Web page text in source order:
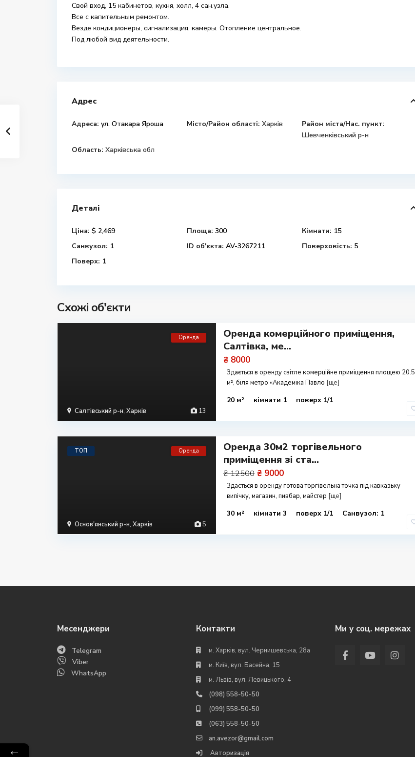
Свой вход, 15 кабинетов, кухня, холл, 4 сан.узла.
Все с капительным ремонтом.
Везде кондиционеры, сигнализация, камеры. Отопление центральное.
Под любой вид деятельности.
Адрес
Адреса: ул. Отакара Яроша Місто/Район області: Харків
Район міста/Нас. пункт:
Шевченківський р-н
Область: Харківська обл
Деталі
Ціна: $ 2,469 Площа: 300 Кімнати: 15
Санвузол: 1 ID об'єкта: AV-3267211 Поверховість: 5
Поверх: 1
Схожі об'єкти
13
Салтівський р-н, Харків
Оренда
Оренда комерційного приміщення,
Салтівка, ме...
₴ 8000
Здається в оренду світле комерційне приміщення площею 20.5
м², біля метро «Академіка Павло [ще]
20 м² кімнати 1 поверх 1/1
5
Основ'янський р-н, Харків
ТОП Оренда
Оренда 30м2 торгівельного
приміщення зі ста...
₴ 12500 ₴ 9000
Здається в оренду готова торгівельна точка під кавказьку
випічку, магазин, пивбар, майстер [ще]
30 м² кімнати 3 поверх 1/1 Санвузол: 1
Месенджери
Telegram
Viber
WhatsApp
Контакти
м. Харків, вул. Чернишевська, 28а
м. Київ, вул. Басейна, 15
м. Львів, вул. Левицького, 4
(098) 558-50-50
(099) 558-50-50
(063) 558-50-50
an.avezor@gmail.com
Авторизація
Ми у соц. мережах
←